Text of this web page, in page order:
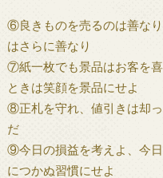
⑥良きものを売るのは善な
はさらに善なり
⑦紙一枚でも景品はお客を
ときは笑顔を景品にせよ
⑧正札を守れ、値引きは却
だ
⑨今日の損益を考えよ、今
につかぬ習慣にせよ